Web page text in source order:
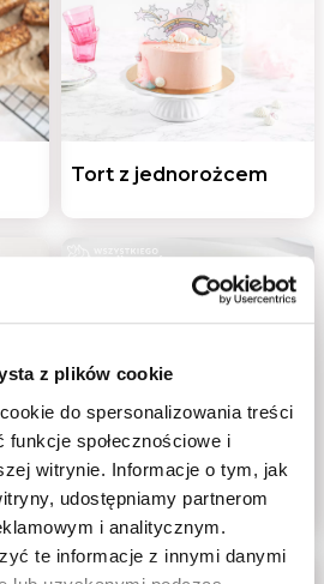
z plików cookie
do spersonalizowania treści
funkcje społecznościowe i
witrynie. Informacje o tym, jak
udostępniamy partnerom
i analitycznym.
te informacje z innymi danymi
Tort z jednorożcem
Beza z aquafaby
z kremem i owocami